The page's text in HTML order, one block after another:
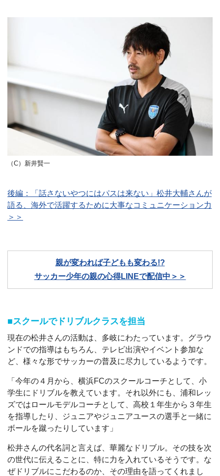
（C）新井賢一
後編：「話さないやつにはパスは来ない」松井大輔さんが
語る、海外で活躍するために大事なコミュニケーション力
＞＞
親が変われば子どもも変わる!?
サッカー少年の親の心得LINEで配信中＞＞
■スクールでドリブルクラスを担当
現在の松井さんの活動は、多岐にわたっています。グラウ
ンドでの指導はもちろん、テレビ出演やイベント参加な
ど、様々な形でサッカーの普及に尽力しているようです。
「今年の４月から、横浜FCのスクールコーチとして、小
学生にドリブルを教えています。それ以外にも、浦和レッ
ズではロールモデルコーチとして、高校１年生から３年生
を指導したり、ジュニアやジュニアユースの選手と一緒に
ボールを蹴ったりしています」
松井さんの代名詞と言えば、華麗なドリブル。その技を次
の世代に伝えることに、特に力を入れているそうです。な
ぜドリブルにこだわるのか、その理由を語ってくれまし